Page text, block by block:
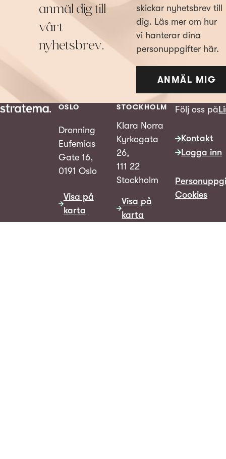
anmäl dig till
vårt
nyhetsbrev.
skickar nyhetsbrev till
dig. Läs mer om hur
vi hanterar dina
personuppgifter här.
ANMÄL MIG
OSLO
Dronning
Eufemias
Gate 16,
0191 Oslo
Visa på
karta
STOCKHOLM
Klara Norra
Kyrkogata
26,
111 22
Stockholm
Visa på
karta
Följ oss på
Kontakt
Logga inn
Cookies